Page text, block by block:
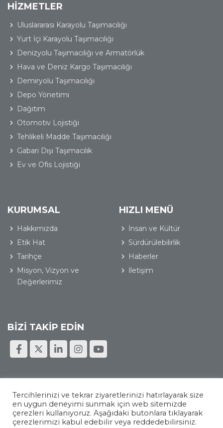
KURUMSAL
Hakkımızda
Etik Hat
Tarihçe
Misyon, Vizyon ve
Değerlerimiz
HİZMETLER
Uluslararası Karayolu Taşımacılığı
Yurt İçi Karayolu Taşımacılığı
Denizyolu Taşımacılığı ve Armatörlük
Hava ve Deniz Kargo Taşımacılığı
Demiryolu Taşımacılığı
Depo Yönetimi
Dağıtım
Otomotiv Lojistiği
Tehlikeli Madde Taşımacılığı
Gabari Dışı Taşımacılık
Ev ve Ofis Lojistiği
HIZLI MENÜ
İnsan ve Kültür
Sürdürülebilirlik
Haberler
İletişim
BİZİ TAKİP EDİN
OMSAN Logistics © 2026 Tüm Hakları Saklıdır
Kişisel Verilerin Korunması Bilgi Toplumu Hizmetleri
Tercihlerinizi ve tekrar ziyaretlerinizi hatırlayarak size
en uygun deneyimi sunmak için web sitemizde
çerezleri kullanıyoruz. Aşağıdaki butonlara tıklayarak
çerezlerimizi kabul edebilir veya reddedebilirsiniz.